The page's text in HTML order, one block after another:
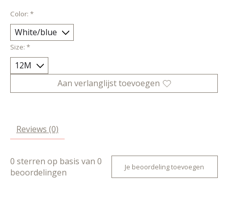
Color: *
Size: *
Aan verlanglijst toevoegen
Reviews (0)
0 sterren op basis van 0
beoordelingen
Je beoordeling toevoegen